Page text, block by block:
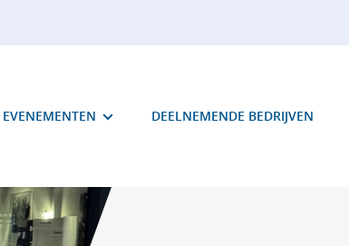
EVENEMENTEN DEELNEMENDE BEDRIJVEN